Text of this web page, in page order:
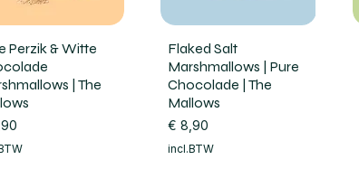
Perzik & Witte
| The
Flaked Salt
Marshmallows | Pure
Chocolade | The
Mallows
Prijs
€ 8,90
incl.BTW